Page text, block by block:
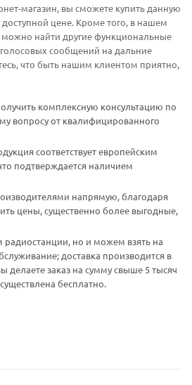
магазин, вы сможете купить данную
цене. Кроме того, в нашем
найти другие функциональные
сообщений на дальние
что быть нашим клиентом приятно,
комплексную консультацию по
вопросу от квалифицированного
соответствует европейским
подтверждается наличием
напрямую, благодаря
цены, существенно более выгодные,
но и можем взять на
доставка производится в
делаете заказ на сумму свыше 5 тысяч
бесплатно.